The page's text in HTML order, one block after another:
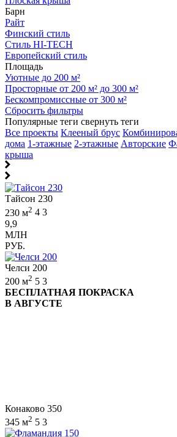
Барн
Райт
Финский стиль
Стиль HI-TECH
Европейский стиль
Площадь
Уютные до 200 м²
Просторные от 200 м² до 300 м²
Бескомпромиссные от 300 м²
Сбросить фильтры
Популярные теги свернуть теги
Все проекты Клееный брус
дома 1-этажные 2-этажные Авторские
крыша
Тайсон 230
230 м2 4 3
9,9
МЛН
РУБ.
Челси 200
200 м2 5 3
БЕСПЛАТНАЯ ПОКРАСКА
В АВГУСТЕ
Конаково 350
345 м2 5 3